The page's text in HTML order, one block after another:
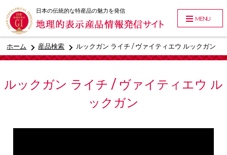
ホーム 産品検索 ルックガン ライチ / ヴァイティエウ ルックガン
ルックガン ライチ / ヴァイティエウ ル
ックガン
日本の伝統的な特産品の魅力を発信
MENU